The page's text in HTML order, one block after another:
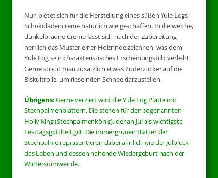
Nun bietet sich für die Herstellung eines süßen Yule Logs
Schokoladencreme natürlich wie geschaffen. In die weiche,
dunkelbraune Creme lässt sich nach der Zubereitung
herrlich das Muster einer Holzrinde zeichnen, was dem
Yule Log sein charakteristisches Erscheinungsbild verleiht.
Gerne streut man zusätzlich etwas Puderzucker auf die
Biskuitrolle, um rieselnden Schnee darzustellen.
Übrigens: Gerne verziert wird die Yule Log Platte mit
Stechpalmenblättern. Die stehen für den sogenannten
Holly King (Stechpalmenkönig), der an Jul als wichtigste
Festtagsgottheit gilt. Die immergrünen Blätter der
Stechpalme repräsentieren dabei ähnlich wie der Julblock
das Leben und dessen nahende Wiedergeburt nach der
Wintersonnwende.